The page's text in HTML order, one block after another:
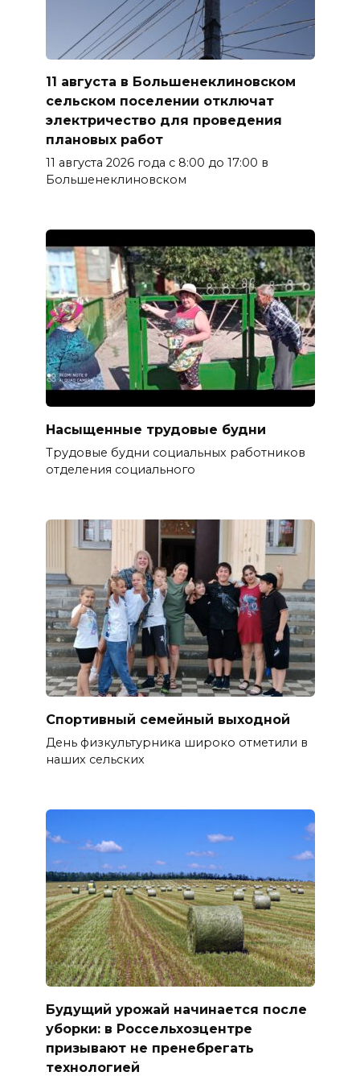
11 августа в Большенеклиновском
сельском поселении отключат
электричество для проведения
плановых работ
11 августа 2026 года с 8:00 до 17:00 в
Большенеклиновском
Насыщенные трудовые будни
Трудовые будни социальных работников
отделения социального
Спортивный семейный выходной
День физкультурника широко отметили в
наших сельских
Будущий урожай начинается после
уборки: в Россельхозцентре
призывают не пренебрегать
технологией